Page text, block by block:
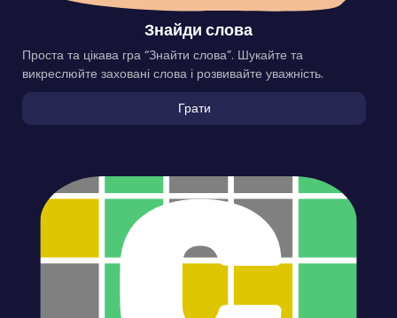
Знайди слова
Проста та цікава гра “Знайти слова”. Шукайте та
викреслюйте заховані слова і розвивайте уважність.
Грати